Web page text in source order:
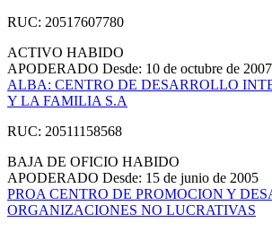
RUC: 20517607780
ACTIVO HABIDO
APODERADO Desde: 10 de octubre de 2007
ALBA: CENTRO DE DESARROLLO
Y LA FAMILIA S.A
RUC: 20511158568
BAJA DE OFICIO HABIDO
APODERADO Desde: 15 de junio de 2005
PROA CENTRO DE PROMOCION Y
ORGANIZACIONES NO LUCRATIVAS